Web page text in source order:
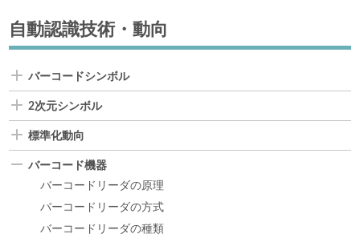
自動認識技術・動向
バーコードシンボル
2次元シンボル
標準化動向
バーコード機器
バーコードリーダの原理
バーコードリーダの方式
バーコードリーダの種類